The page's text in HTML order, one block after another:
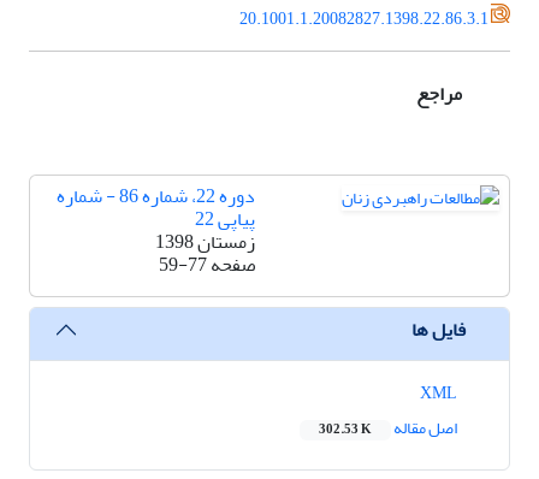
20.1001.1.20082827.1398.22.86.3.1
مراجع
دوره 22، شماره 86 - شماره
پیاپی 22
زمستان 1398
صفحه59-77
فایل ها
اصل مقاله
302.53 K